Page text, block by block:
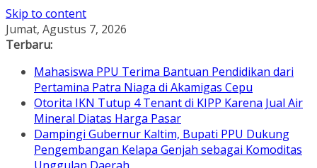
Skip to content
Jumat, Agustus 7, 2026
Terbaru:
Mahasiswa PPU Terima Bantuan Pendidikan dari
Pertamina Patra Niaga di Akamigas Cepu
Otorita IKN Tutup 4 Tenant di KIPP Karena Jual Air
Mineral Diatas Harga Pasar
Dampingi Gubernur Kaltim, Bupati PPU Dukung
Pengembangan Kelapa Genjah sebagai Komoditas